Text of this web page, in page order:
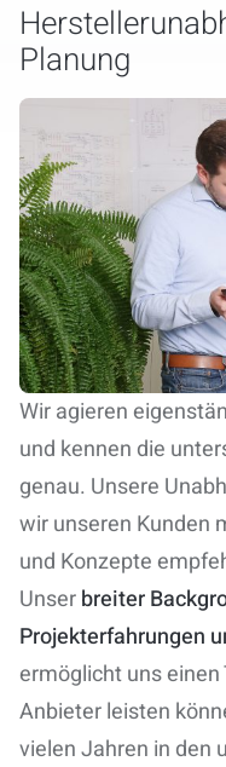
Planung
Wir agieren
und kennen die
genau. Unsere
wir unseren Kunden
und Konzepte
Unserbreiter
Projekterfahrungen
ermöglicht uns
Anbieter leisten
vielen Jahren in den